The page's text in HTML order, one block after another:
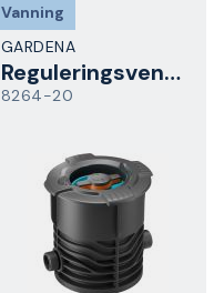
Vanning
GARDENA
Reguleringsventil
8264-20